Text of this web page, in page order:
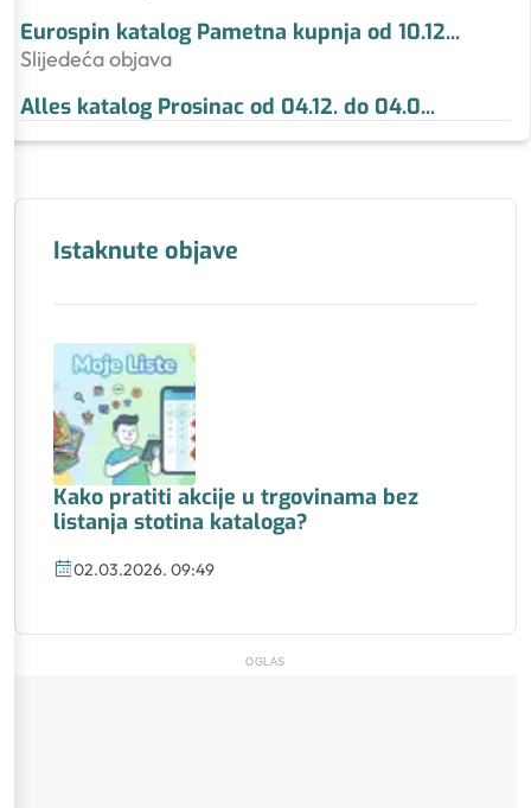
Eurospin katalog Pametna kupnja od 10.12...
Slijedeća objava
Alles katalog Prosinac od 04.12. do 04.0...
Istaknute objave
Kako pratiti akcije u trgovinama bez
listanja stotina kataloga?
02.03.2026. 09:49
OGLAS